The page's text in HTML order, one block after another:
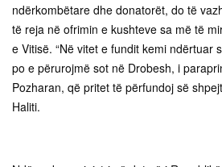
ndërkombëtare dhe donatorët, do të
të reja në ofrimin e kushteve sa më të
e Vitisë. “Në vitet e fundit kemi ndërtuar
po e përurojmë sot në Drobesh, i
Pozharan, që pritet të përfundoj së
Haliti.